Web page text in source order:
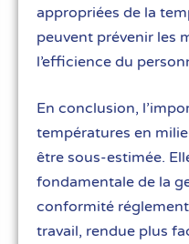
appropriées de la
peuvent prévenir les
l’efficience du
En conclusion,
températures en
être sous-estimée.
fondamentale de la
conformité
travail, rendue plus